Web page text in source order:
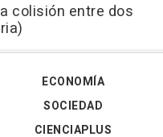
colisión entre dos
ECONOMÍA
SOCIEDAD
CIENCIAPLUS